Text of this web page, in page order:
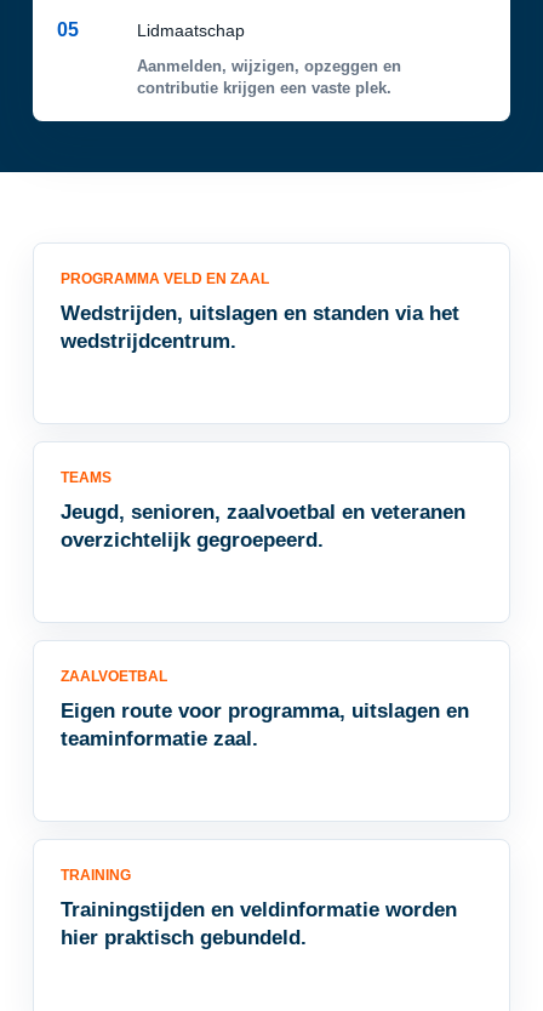
05 Lidmaatschap
Aanmelden, wijzigen, opzeggen en
contributie krijgen een vaste plek.
PROGRAMMA VELD EN ZAAL
Wedstrijden, uitslagen en standen via het
wedstrijdcentrum.
TEAMS
Jeugd, senioren, zaalvoetbal en veteranen
overzichtelijk gegroepeerd.
ZAALVOETBAL
Eigen route voor programma, uitslagen en
teaminformatie zaal.
TRAINING
Trainingstijden en veldinformatie worden
hier praktisch gebundeld.